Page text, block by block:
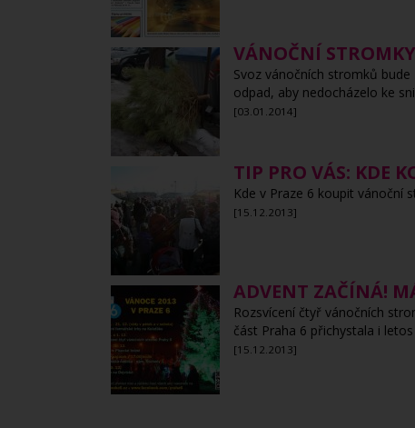
VÁNOČNÍ
Svoz vánočních stromků
odpad, aby nedocházelo ke
[03.01.2014]
TIP PRO VÁS: KDE
Kde v Praze 6 koupit vánoční
[15.12.2013]
ADVENT ZAČÍNÁ!
Rozsvícení čtyř vánočních
část Praha 6 přichystala i
[15.12.2013]